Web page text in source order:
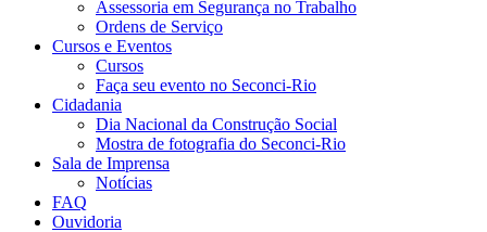
Assessoria em Segurança no Trabalho
Ordens de Serviço
Cursos e Eventos
Cursos
Faça seu evento no Seconci-Rio
Cidadania
Dia Nacional da Construção Social
Mostra de fotografia do Seconci-Rio
Sala de Imprensa
Notícias
FAQ
Ouvidoria